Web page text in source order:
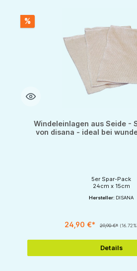
%
Windeleinlagen aus Seide -
von disana - ideal bei
5er Spar-Pack
24cm x 15cm
Hersteller: DISANA
24,90 €* 29,90 €*
Details